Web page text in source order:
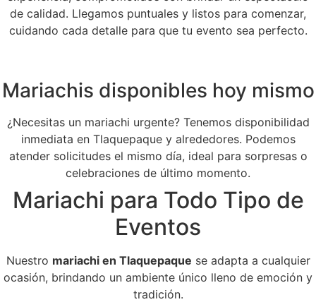
de calidad. Llegamos puntuales y listos para comenzar,
cuidando cada detalle para que tu evento sea perfecto.
Mariachis disponibles hoy mismo
¿Necesitas un mariachi urgente? Tenemos disponibilidad
inmediata en Tlaquepaque y alrededores. Podemos
atender solicitudes el mismo día, ideal para sorpresas o
celebraciones de último momento.
Mariachi para Todo Tipo de
Eventos
Nuestro mariachi en Tlaquepaque se adapta a cualquier
ocasión, brindando un ambiente único lleno de emoción y
tradición.